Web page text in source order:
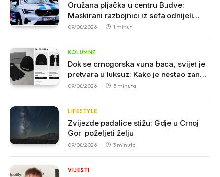
Oružana pljačka u centru Budve:
Maskirani razbojnici iz sefa odnijeli
veliku sumu novca
09/08/2026 1 minut
KOLUMNE
Dok se crnogorska vuna baca, svijet je
pretvara u luksuz: Kako je nestao zanat
koji je nekada hranio sjever
09/08/2026 5 minuta
LIFESTYLE
Zvijezde padalice stižu: Gdje u Crnoj
Gori poželjeti želju
09/08/2026 3 minuta
VIJESTI